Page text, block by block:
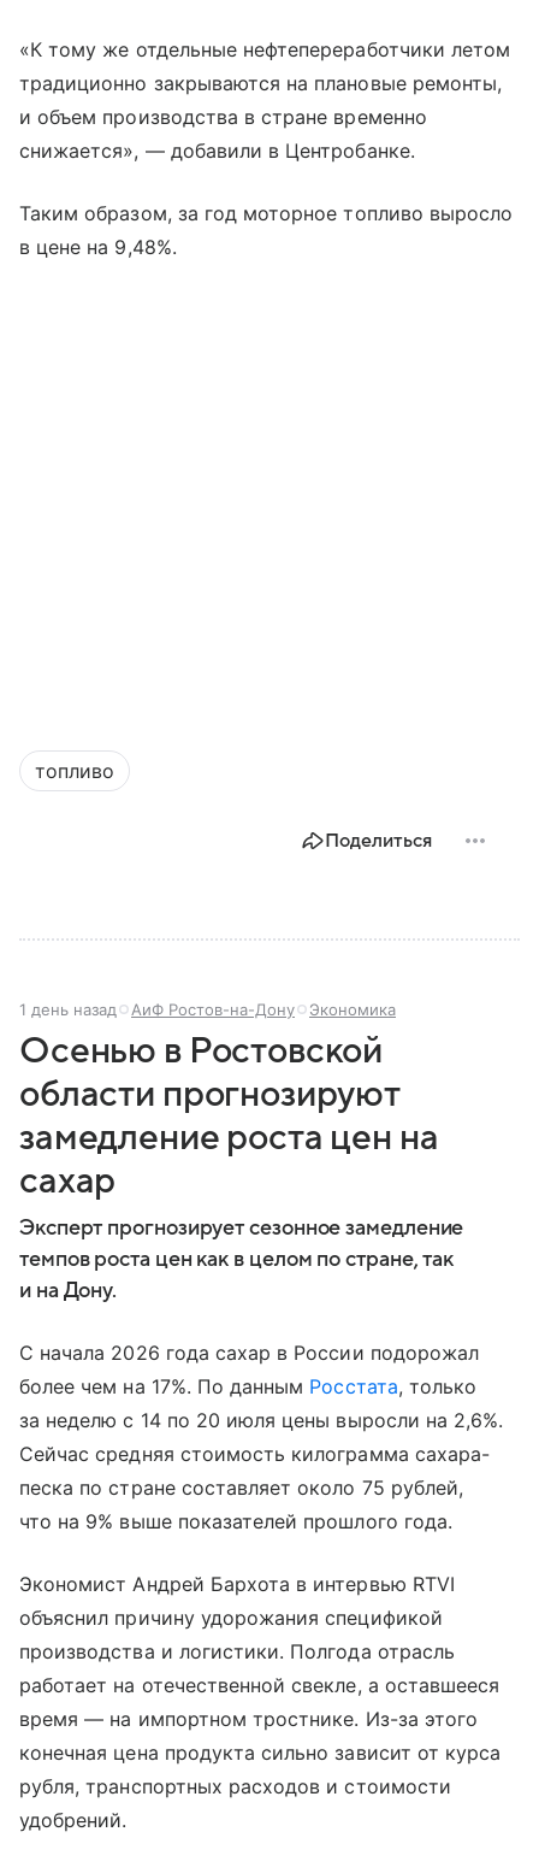
«К тому же отдельные нефтепереработчики летом
традиционно закрываются на плановые ремонты,
и объем производства в стране временно
снижается», — добавили в Центробанке.
Таким образом, за год моторное топливо выросло
в цене на 9,48%.
топливо
Поделиться
1 день назад АиФ Ростов-на-Дону Экономика
Осенью в Ростовской
области прогнозируют
замедление роста цен на
сахар
Эксперт прогнозирует сезонное замедление
темпов роста цен как в целом по стране, так
и на Дону.
С начала 2026 года сахар в России подорожал
более чем на 17%. По данным Росстата, только
за неделю с 14 по 20 июля цены выросли на 2,6%.
Сейчас средняя стоимость килограмма сахара-
песка по стране составляет около 75 рублей,
что на 9% выше показателей прошлого года.
Экономист Андрей Бархота в интервью RTVI
объяснил причину удорожания спецификой
производства и логистики. Полгода отрасль
работает на отечественной свекле, а оставшееся
время — на импортном тростнике. Из-за этого
конечная цена продукта сильно зависит от курса
рубля, транспортных расходов и стоимости
удобрений.